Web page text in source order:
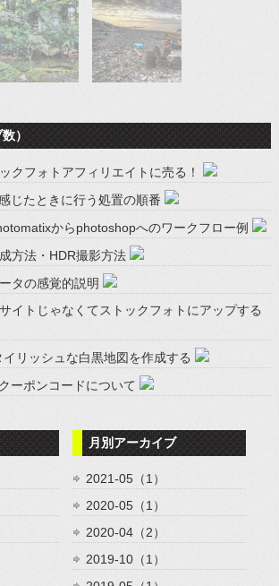
数）
クフォトアフィリエイトに売る！
じたときに行う処置の順番
からphotoshopへのワークフロー例
方法・HDR撮影方法
タの感覚的説明
イトじゃなくてストックフォトにアップする
リッシュな白黒地図を作成する
ーポンコードについて
月別アーカイブ
2021-05（1）
2020-05（1）
2020-04（2）
2019-10（1）